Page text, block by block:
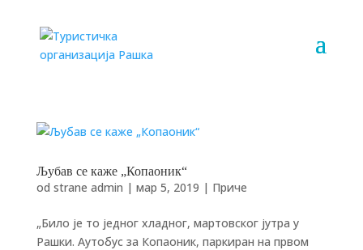
Љубав се каже „Копаоник“
od strane admin | мар 5, 2019 | Приче
„Било је то једног хладног, мартовског јутра у
Рашки. Аутобус за Копаоник, паркиран на првом